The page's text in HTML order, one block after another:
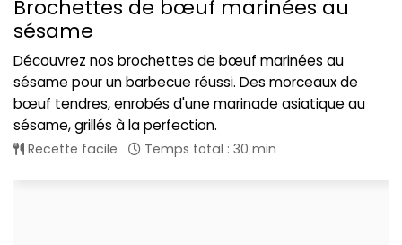
Brochettes de bœuf marinées au
sésame
Découvrez nos brochettes de bœuf marinées au
sésame pour un barbecue réussi. Des morceaux de
bœuf tendres, enrobés d'une marinade asiatique au
sésame, grillés à la perfection.
Recette facile Temps total : 30 min